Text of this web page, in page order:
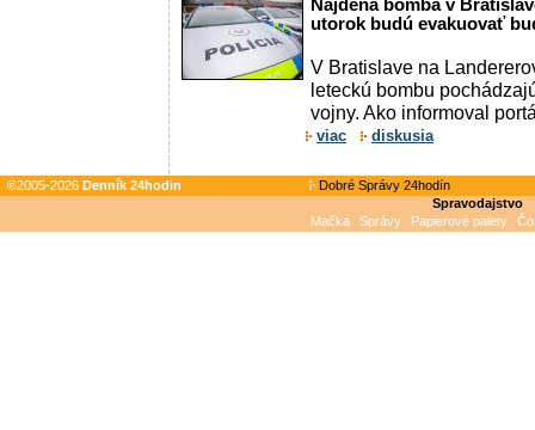
Nájdená bomba v
utorok budú evakuovať
V Bratislave na
leteckú bombu
vojny. Ako informoval
viac diskusia
©2005-2026 Denník 24hodin
Dobré Správy 24hodín
Spravodajstvo
Mačka
Správy Papierové palety